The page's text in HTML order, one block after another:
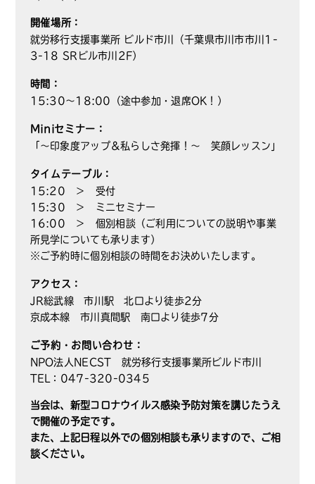
開催場所：
就労移行支援事業所 ビルド市川（千葉県市川市市川1-
3-18 SRビル市川2F）
時間：
15:30～18:00（途中参加・退席OK！）
Miniセミナー：
「～印象度アップ＆私らしさ発揮！～ 笑顔レッスン」
タイムテーブル：
15:20 ＞ 受付
15:30 ＞ ミニセミナー
16:00 ＞ 個別相談（ご利用についての説明や事業
所見学についても承ります）
※ご予約時に個別相談の時間をお決めいたします。
アクセス：
JR総武線 市川駅 北口より徒歩2分
京成本線 市川真間駅 南口より徒歩7分
ご予約・お問い合わせ：
NPO法人NECST 就労移行支援事業所ビルド市川
TEL：047-320-0345
当会は、新型コロナウイルス感染予防対策を講じたうえ
で開催の予定です。
また、上記日程以外での個別相談も承りますので、ご相
談ください。